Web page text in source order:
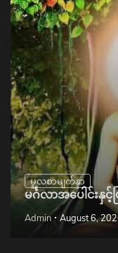
မူလစာမျက်နှာ
မင်္ဂလာအပေါင်းနှင့်
Admin August 6,